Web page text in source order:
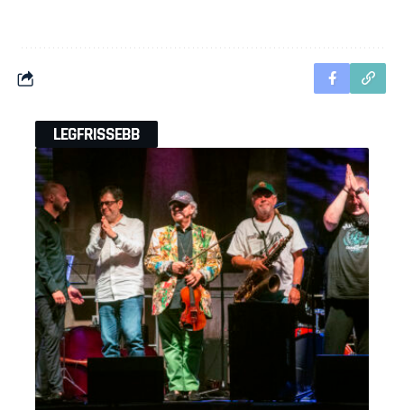
LEGFRISSEBB